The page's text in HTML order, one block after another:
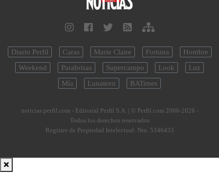
Diario Perfil Caras Marie Claire Fortuna
Hombre
Weekend
Parabrisas Supercampo Look
Luz
Mía
Lunateen BATimes
noticias.perfil.com - Editorial Perfil S.A. | © Perfil.com 2006-2026 -
Todos los derechos reservados
Registro de Propiedad Intelectual: Nro. 5346433